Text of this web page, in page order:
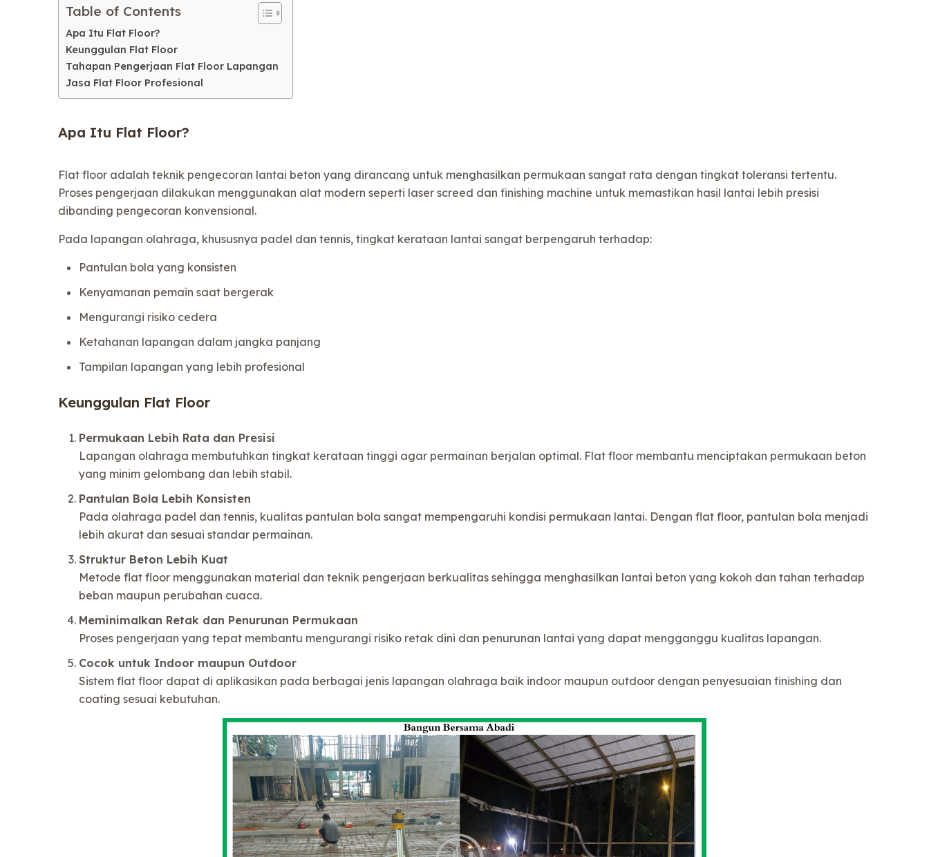
Table of Contents
Apa Itu Flat Floor?
Keunggulan Flat Floor
Tahapan Pengerjaan Flat Floor Lapangan
Jasa Flat Floor Profesional
Apa Itu Flat Floor?
Flat floor adalah teknik pengecoran lantai beton yang dirancang untuk menghasilkan permukaan sangat rata dengan tingkat toleransi tertentu.
Proses pengerjaan dilakukan menggunakan alat modern seperti laser screed dan finishing machine untuk memastikan hasil lantai lebih presisi
dibanding pengecoran konvensional.
Pada lapangan olahraga, khususnya padel dan tennis, tingkat kerataan lantai sangat berpengaruh terhadap:
Pantulan bola yang konsisten
Kenyamanan pemain saat bergerak
Mengurangi risiko cedera
Ketahanan lapangan dalam jangka panjang
Tampilan lapangan yang lebih profesional
Keunggulan Flat Floor
Permukaan Lebih Rata dan Presisi
Lapangan olahraga membutuhkan tingkat kerataan tinggi agar permainan berjalan optimal. Flat floor membantu menciptakan permukaan beton
yang minim gelombang dan lebih stabil.
Pantulan Bola Lebih Konsisten
Pada olahraga padel dan tennis, kualitas pantulan bola sangat mempengaruhi kondisi permukaan lantai. Dengan flat floor, pantulan bola menjadi
lebih akurat dan sesuai standar permainan.
Struktur Beton Lebih Kuat
Metode flat floor menggunakan material dan teknik pengerjaan berkualitas sehingga menghasilkan lantai beton yang kokoh dan tahan terhadap
beban maupun perubahan cuaca.
Meminimalkan Retak dan Penurunan Permukaan
Proses pengerjaan yang tepat membantu mengurangi risiko retak dini dan penurunan lantai yang dapat mengganggu kualitas lapangan.
Cocok untuk Indoor maupun Outdoor
Sistem flat floor dapat di aplikasikan pada berbagai jenis lapangan olahraga baik indoor maupun outdoor dengan penyesuaian finishing dan
coating sesuai kebutuhan.